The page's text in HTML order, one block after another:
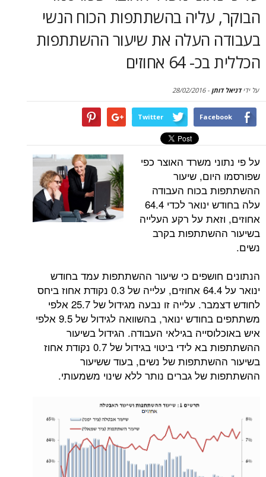
עליה בהשתתפות הכוח הנשי
העלה את שיעור ההשתתפות
אחוזים
-
28/02/2016
Twitter
משרד האוצר כפי
שיעור
בכוח העבודה
עלה בחודש ינואר לכדי 64.4
על רקע העלייה
בקרב
כי שיעור ההשתתפות עמד בחודש
ינואר על 64.4 אחוזים, עלייה של 0.3 נקודת אחוז ביחס
לחודש דצמבר. עלייה זו נבעה מגידול של 25.7 אלפי
משתתפים בחודש ינואר, בהשוואה לגידול של 9.5 אלפי
בגילאי העבודה. הגידול בשיעור
ההשתתפות בא לידי ביטוי בגידול של 0.7 נקודת אחוז
של נשים, בעוד ששיעור
של גברים נותר ללא שינוי משמעותי.